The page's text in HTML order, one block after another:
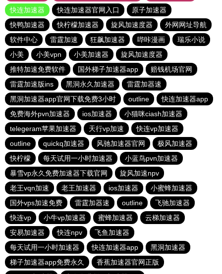
快连加速器
快连加速器官网入口
原子加速器
快鸭加速器
快柠檬加速器 旋风加速度器
外网网址导航
软件中心
雷霆加速 狂飙加速器 哔咔漫画
瑞乐小说
小美
小美vpn 小美加速器
旋风加速度器
推特加速免费软件
国外梯子加速器app
赔钱机场官网
雷霆加速版ins
黑洞永久加速器
雷霆加器速
黑洞加速器app官网下载免费3小时
outline
快连加速器app
免费海外pvn加速器
ios加速器
小猫咪ciash加速器
telegeram苹果加速器
天行vp加速
快连vp加速器
outline
quickq加速器 风驰加速器官网
极风加速器
快柠檬
每天试用一小时加速器
小蓝鸟pvn加速器
暴雪vp永久免费加速器下载官网
旋风加速npv
老王vqn加速
老王加速器 ios加速器
小蜜蜂加速器
国外vps加速免费
雷霆加器速 outline
飞驰加速器
快连vp
小牛vp加速器 蜜蜂加速器
云梯加速器
安易加速器
快连npv
飞鱼加速器
每天试用一小时加速器
快连加速器app
黑洞加速器
梯子加速器app免费永久
香蕉加速器官网正版